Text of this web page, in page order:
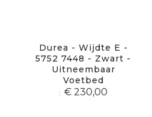
Durea - Wijdte E -
5752 7448 - Zwart -
Uitneembaar
Voetbed
€ 230,00